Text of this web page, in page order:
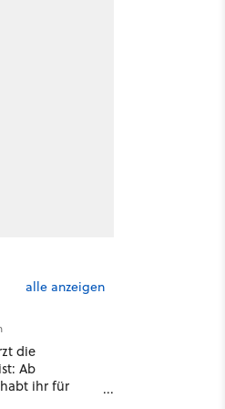
alle anzeigen
die
Ab
ihr für